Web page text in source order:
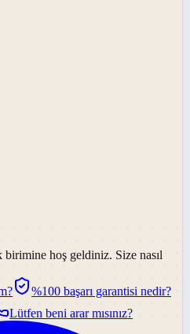
birimine hoş geldiniz. Size nasıl
%100 başarı garantisi nedir?
Lütfen beni arar mısınız?